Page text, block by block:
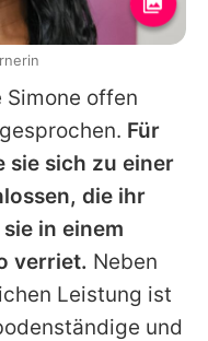
Simone offen
Für
sie sich zu einer
die ihr
in einem
verriet. Neben
Leistung ist
und